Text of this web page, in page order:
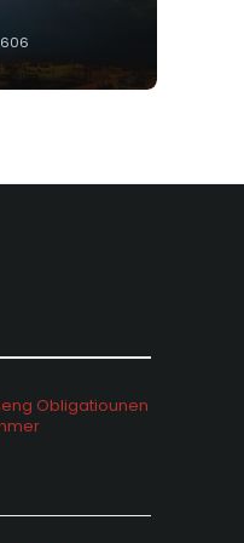
606
Obligatiounen